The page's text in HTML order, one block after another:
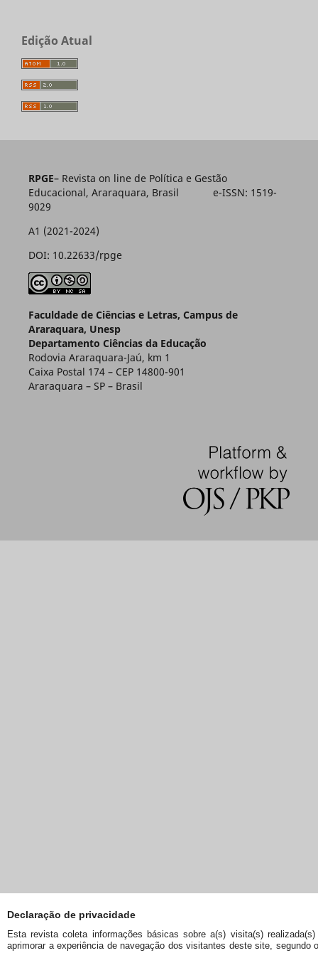
Declaração de privacidade
Esta revista coleta informações básicas sobre a(s) visita(s) realizada(s)
aprimorar a experiência de navegação dos visitantes deste site, segundo
Edição Atual
RPGE– Revista on line de Política e Gestão
Educacional, Araraquara, Brasil e-ISSN: 1519-
9029
A1 (2021-2024)
DOI: 10.22633/rpge
Faculdade de Ciências e Letras, Campus de
Araraquara, Unesp
Departamento Ciências da Educação
Rodovia Araraquara-Jaú, km 1
Caixa Postal 174 – CEP 14800-901
Araraquara – SP – Brasil